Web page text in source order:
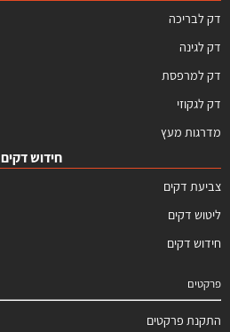
דק לבריכה
דק לגינה
דק למרפסת
דק לגקוזי
מדרגות מעץ
חידוש דקים
צביעת דקים
ליטוש דקים
חידוש דקים
פרקטים
התקנת פרקטים